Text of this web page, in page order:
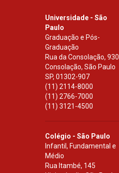
Universidade - São
Paulo
Graduação e Pós-
Graduação
Rua da Consolação, 930
Consolação, São Paulo
SP, 01302-907
(11) 2114-8000
(11) 2766-7000
(11) 3121-4500
Colégio - São Paulo
Infantil, Fundamental e
Médio
Rua Itambé, 145